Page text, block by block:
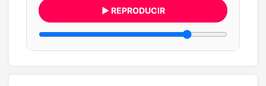
▶ REPRODUCIR